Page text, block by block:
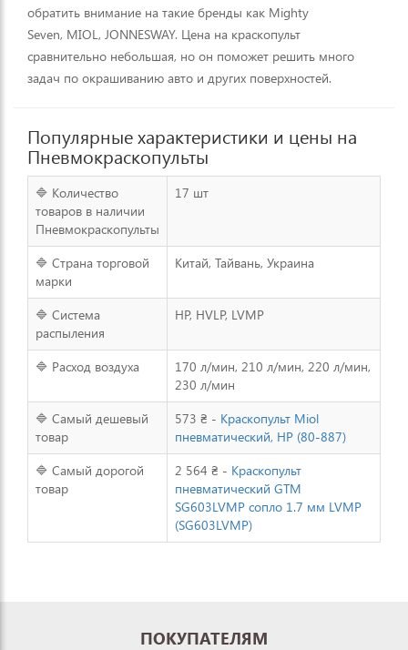
обратить внимание на такие бренды как Mighty
Seven, MIOL, JONNESWAY. Цена на краскопульт
сравнительно небольшая, но он поможет решить много
задач по окрашиванию авто и других поверхностей.
Популярные характеристики и цены на
Пневмокраскопульты
🔷 Количество
товаров в наличии
Пневмокраскопульты
17 шт
🔷 Страна торговой
марки
Китай, Тайвань, Украина
🔷 Система
распыления
HP, HVLP, LVMP
🔷 Расход воздуха
170 л/мин, 210 л/мин, 220 л/мин,
230 л/мин
🔷 Самый дешевый
товар
573 ₴ - Краскопульт Miol
пневматический, HP (80-887)
🔷 Самый дорогой
товар
2 564 ₴ - Краскопульт
пневматический GTM
SG603LVMP сопло 1.7 мм LVMP
(SG603LVMP)
ПОКУПАТЕЛЯМ